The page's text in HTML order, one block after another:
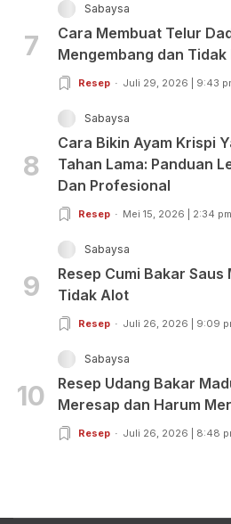
7
Sabaysa
Cara Membuat Telur
Mengembang dan Tidak
Resep Juli 29, 2026 | 9:43
8
Sabaysa
Cara Bikin Ayam Krispi
Tahan Lama: Panduan
Dan Profesional
Resep Mei 15, 2026 | 2:34 pm
9
Sabaysa
Resep Cumi Bakar
Tidak Alot
Resep Juli 26, 2026 | 9:09
10
Sabaysa
Resep Udang Bakar
Meresap dan Harum
Resep Juli 26, 2026 | 8:48